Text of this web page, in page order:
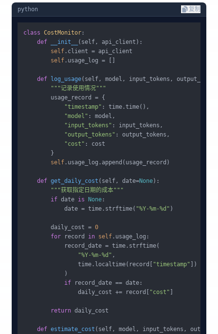
python 复制
class CostMonitor :
def
__init__ ( self, api_client ):
self .client = api_client
self .usage_log = []
def log_usage( self, model, input_tokens,
"""记录使用情况"""
        usage_record = {
"timestamp" : time.time(),
"model" : model,
"input_tokens" : input_tokens,
"output_tokens" : output_tokens,
"cost" : cost
        }
self .usage_log.append(usage_record)
def get_daily_cost ( self, date=None):
"""获取指定日期的成本"""
if date is None :
            date = time.strftime(
"%Y-%m-%d" )
        daily_cost =
0
for record in self .usage_log:
            record_date = time.strftime(
"%Y-%m-%d" ,
                time.localtime(record[
"timestamp" ])
            )
if record_date == date:
                daily_cost += record[
"cost" ]
return daily_cost
def estimate_cost ( self, model, input_tokens,